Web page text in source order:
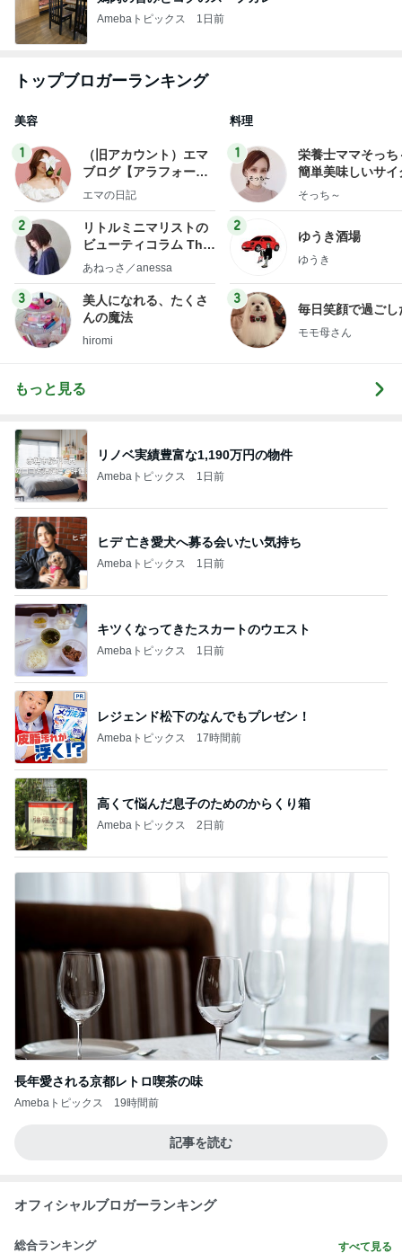
Amebaトピックス 1日前
トップブロガーランキング
美容
1
（旧アカウント）エマ
ブログ【アラフォー会
社売却セカンドライ
エマの日記
2
リトルミニマリストの
ビューティコラム The
little minimalist's bea
あねっさ／anessa
3
美人になれる、たくさ
んの魔法
hiromi
料理
1
栄養士ママそっち
簡単美味しいサイ
献立
そっち～
2
ゆうき酒場
ゆうき
3
毎日笑顔で過ごし
モモ母さん
もっと見る
リノベ実績豊富な1,190万円の物件
Amebaトピックス 1日前
ヒデ 亡き愛犬へ募る会いたい気持ち
Amebaトピックス 1日前
キツくなってきたスカートのウエスト
Amebaトピックス 1日前
レジェンド松下のなんでもプレゼン！
Amebaトピックス 17時間前
高くて悩んだ息子のためのからくり箱
Amebaトピックス 2日前
長年愛される京都レトロ喫茶の味
Amebaトピックス 19時間前
記事を読む
オフィシャルブロガーランキング
総合ランキング すべて見る